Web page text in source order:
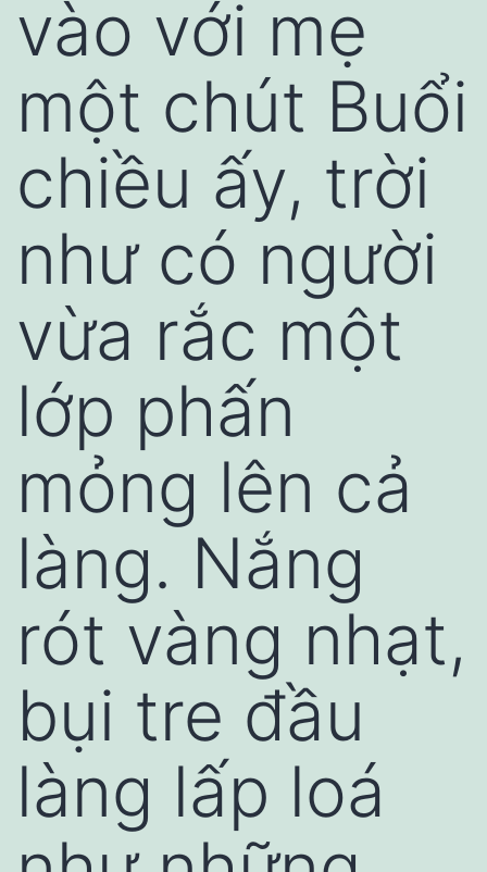
vào với mẹ
một chút Buổi
chiều ấy, trời
như có người
vừa rắc một
lớp phấn
mỏng lên cả
làng. Nắng
rót vàng nhạt,
bụi tre đầu
làng lấp loá